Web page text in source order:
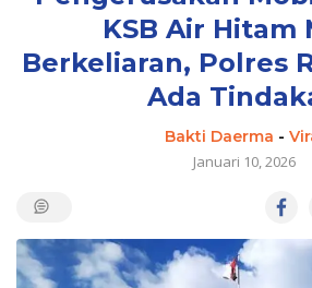
KSB Air Hitam
Berkeliaran, Polres
Ada
Bakti Daerma -
Januari 10, 2026